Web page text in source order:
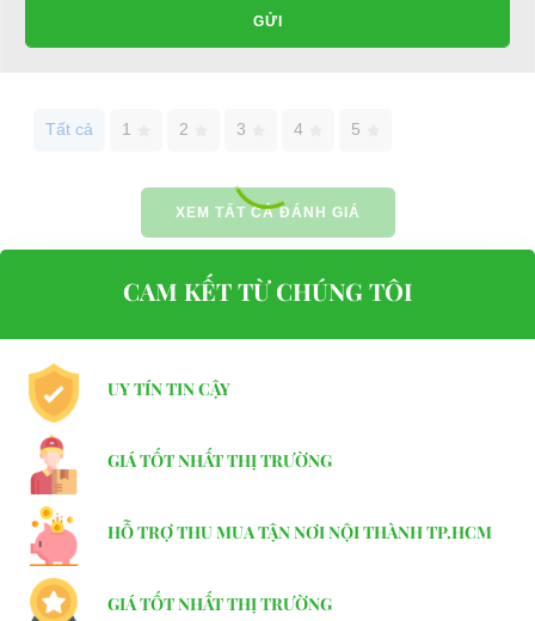
GỬI
Tất cả 1 2 3 4 5
XEM TẤT CẢ ĐÁNH GIÁ
CAM KẾT TỪ CHÚNG TÔI
UY TÍN TIN CẬY
GIÁ TỐT NHẤT THỊ TRƯỜNG
HỖ TRỢ THU MUA TẬN NƠI NỘI THÀNH TP.HCM
GIÁ TỐT NHẤT THỊ TRƯỜNG